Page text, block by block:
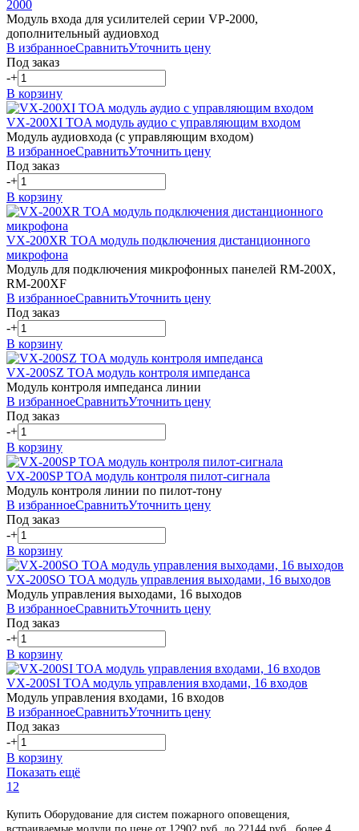
2000
Модуль входа для усилителей серии VP-2000,
дополнительный аудиовход
В избранноеСравнитьУточнить цену
Под заказ
-+
В корзину
VX-200XI TOA модуль аудио с управляющим входом
Модуль аудиовхода (с управляющим входом)
В избранноеСравнитьУточнить цену
Под заказ
-+
В корзину
VX-200XR TOA модуль подключения дистанционного
микрофона
Модуль для подключения микрофонных панелей RM-200X,
RM-200XF
В избранноеСравнитьУточнить цену
Под заказ
-+
В корзину
VX-200SZ TOA модуль контроля импеданса
Модуль контроля импеданса линии
В избранноеСравнитьУточнить цену
Под заказ
-+
В корзину
VX-200SPTOA модуль контроля пилот-сигнала
Модуль контроля линии по пилот-тону
В избранноеСравнитьУточнить цену
Под заказ
-+
В корзину
VX-200SO TOA модуль управления выходами, 16 выходов
Модуль управления выходами, 16 выходов
В избранноеСравнитьУточнить цену
Под заказ
-+
В корзину
VX-200SI TOA модуль управления входами, 16 входов
Модуль управления входами, 16 входов
В избранноеСравнитьУточнить цену
Под заказ
-+
В корзину
Показать ещё
1 2
Купить Оборудование для систем пожарного оповещения,